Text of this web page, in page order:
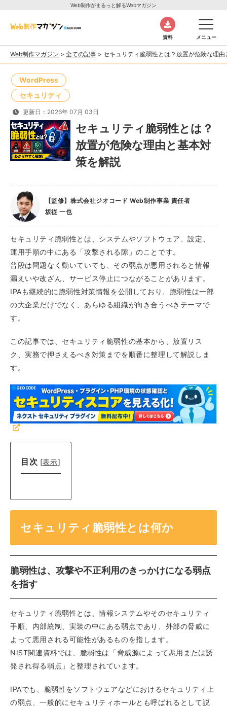
Web制作がまるっと解るWebマガジン
資料 メニュー
Web制作マガジン > 全ての記事 > セキュリティ脆弱性とは？放置が危険な理
WordPress
セキュリティ
更新日：2026年 07月 03日
セキュリティ脆弱性とは？
放置が危険な理由と基本対
策を解説
【監修】株式会社ジオコード Web制作事業 責任者
坂従 一也
セキュリティ脆弱性とは、システムやソフトウェア、設定、
運用手順の中にある「攻撃される隙」のことです。
普段は問題なく動いていても、その弱点が悪用されると情報
漏えいや改ざん、サービス停止につながることがあります。
IPAも継続的に脆弱性対策情報を公開しており、脆弱性は一部
の大企業だけでなく、あらゆる組織が向き合うべきテーマで
す。
この記事では、セキュリティ脆弱性の基本から、放置リス
ク、実務で押さえるべき対策までを順番に整理して解説しま
す。
目次 [表示]
セキュリティ脆弱性とは何か
脆弱性は、攻撃や不正利用のきっかけになる弱点
を指す
セキュリティ脆弱性とは、情報システムやそのセキュリティ
手順、内部統制、実装の中にある弱点であり、外部の脅威に
よって悪用される可能性があるものを指します。
NIST関連資料では、脆弱性は「脅威源によって悪用または誘
発され得る弱点」と整理されています。
IPAでも、脆弱性をソフトウェアなどにおけるセキュリティ上
の弱点、一般的にセキュリティホールとも呼ばれるとして説